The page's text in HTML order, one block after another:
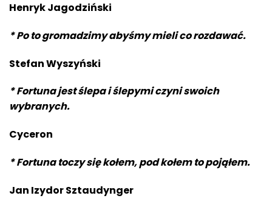
Henryk Jagodziński
* Po to gromadzimy abyśmy mieli co rozdawać.
Stefan Wyszyński
* Fortuna jest ślepa i ślepymi czyni swoich
wybranych.
Cyceron
* Fortuna toczy się kołem, pod kołem to pojąłem.
Jan Izydor Sztaudynger